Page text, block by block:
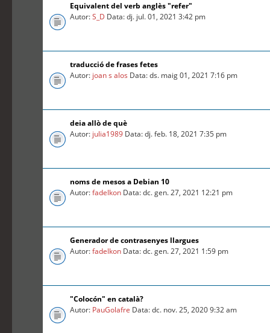
Equivalent del verb anglès "refer"
Autor:S_D Data: dj. jul. 01, 2021 3:42 pm
traducció de frases fetes
Autor: joan s alos Data: ds. maig 01, 2021 7:16 pm
deia allò de què
Autor: julia1989 Data: dj. feb. 18, 2021 7:35 pm
noms de mesos a Debian 10
Autor:fadelkon Data: dc. gen. 27, 2021 12:21 pm
Generador de contrasenyes llargues
Autor:fadelkon Data: dc. gen. 27, 2021 1:59 pm
"Colocón" en català?
Autor: PauGolafre Data: dc. nov. 25, 2020 9:32 am